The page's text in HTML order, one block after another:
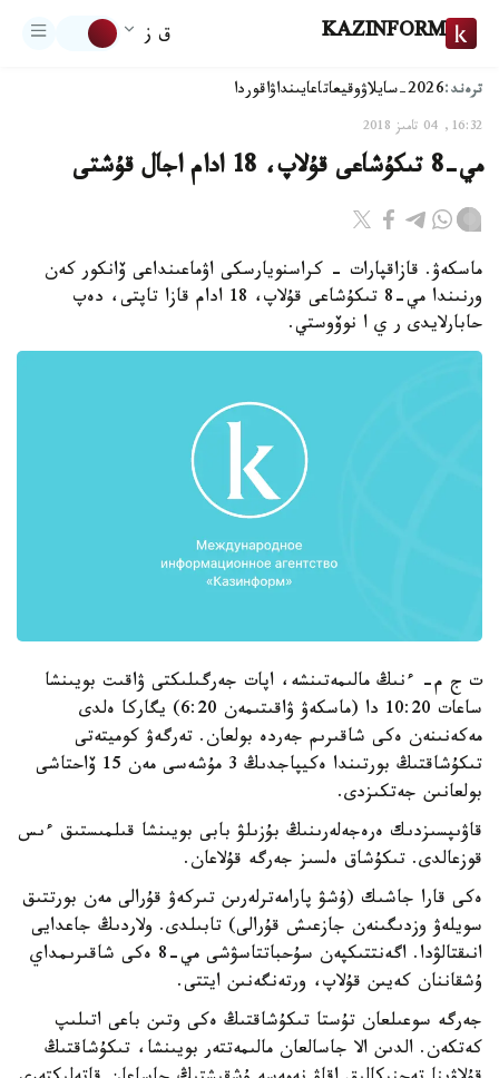
KAZINFORM ق ز
ترەند:2026-سايلاۋ وقيعاتاعايىنداۋاقوردا
16:32, 04 تامىز 2018
مي-8 تىكۇشاعى قۇلاپ، 18 ادام اجال قۇشتى
ماسكەۋ. قازاقپارات - كراسنويارسكى اۋماعىنداعى ۆانكور كەن
ورنىندا مي-8 تىكۇشاعى قۇلاپ، 18 ادام قازا تاپتى، دەپ
حابارلايدى ر ي ا نوۆوستي.
ت ج م- ءنىڭ مالىمەتىنشە، اپات جەرگىلىكتى ۋاقىت بويىنشا
ساعات 10:20 دا (ماسكەۋ ۋاقىتىمەن 6:20) يگاركا ەلدى
مەكەنىنەن ەكى شاقىرىم جەردە بولعان. تەرگەۋ كوميتەتى
تىكۇشاقتىڭ بورتىندا ەكيپاجدىڭ 3 مۇشەسى مەن 15 ۆاحتاشى
بولعانىن جەتكىزدى.
قاۋىپسىزدىك ەرەجەلەرىنىڭ بۇزىلۋ بابى بويىنشا قىلمىستىق ءىس
قوزعالدى. تىكۇشاق ەلسىز جەرگە قۇلاعان.
ەكى قارا جاشىك (ۇشۋ پارامەترلەرىن تىركەۋ قۇرالى مەن بورتتىق
سويلەۋ وزدىگىنەن جازعىش قۇرالى) تابىلدى. ولاردىڭ جاعدايى
انىقتالۋدا. اگەنتتىكپەن سۇحباتتاسۋشى مي-8 ەكى شاقىرىمداي
ۇشقاننان كەيىن قۇلاپ، ورتەنگەنىن ايتتى.
جەرگە سوعىلعان تۇستا تىكۇشاقتىڭ ەكى وتىن باعى اتىلىپ
كەتكەن. الدىن الا جاسالعان مالىمەتتەر بويىنشا، تىكۇشاقتىڭ